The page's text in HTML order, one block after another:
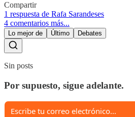
Compartir
1 respuesta de Rafa Sarandeses
4 comentarios más...
Lo mejor de Último Debates
Sin posts
Por supuesto, sigue adelante.